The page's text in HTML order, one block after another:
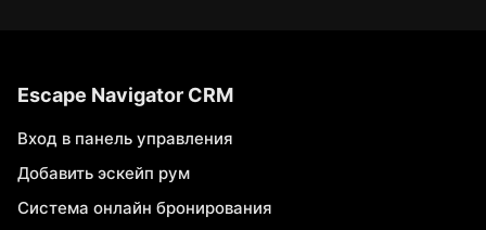
Escape Navigator CRM
Вход в панель управления
Добавить эскейп рум
Система онлайн бронирования